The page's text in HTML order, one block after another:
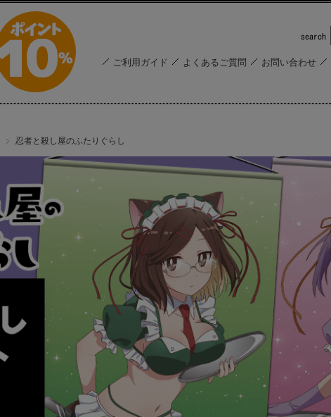
ご利用ガイド よくあるご質問 お問い合わせ
忍者と殺し屋のふたりぐらし